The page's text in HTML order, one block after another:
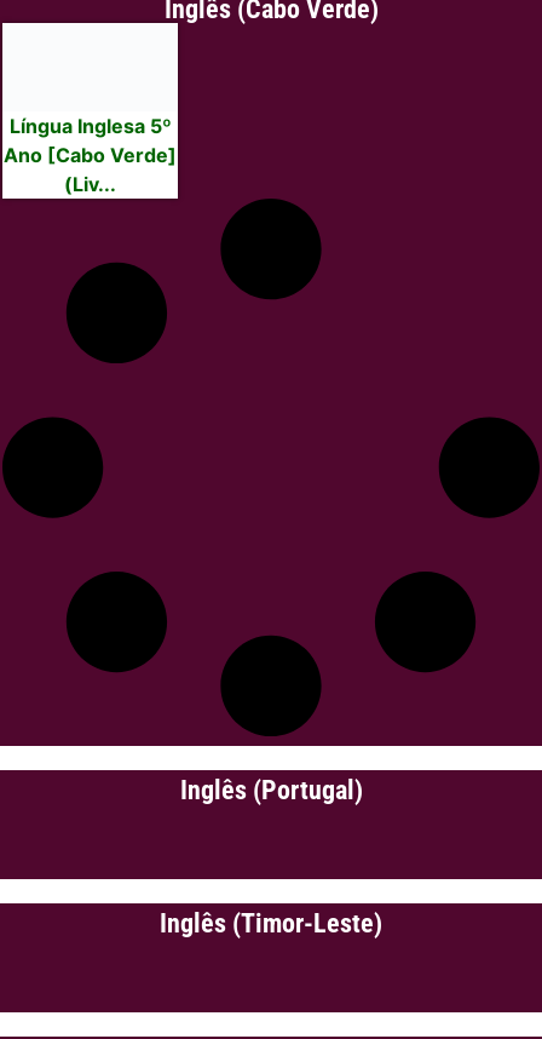
Inglês (Cabo Verde)
Língua Inglesa 5º
Ano [Cabo Verde]
(Liv...
Inglês (Portugal)
Inglês (Timor-Leste)